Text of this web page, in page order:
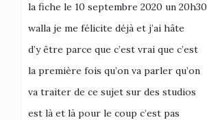
la fiche le 10 septembre 2020 un 20h30
walla je me félicite déjà et j’ai hâte
d’y être parce que c’est vrai que c’est
la première fois qu’on va parler qu’on
va traiter de ce sujet sur des studios
est là et là pour le coup c’est pas